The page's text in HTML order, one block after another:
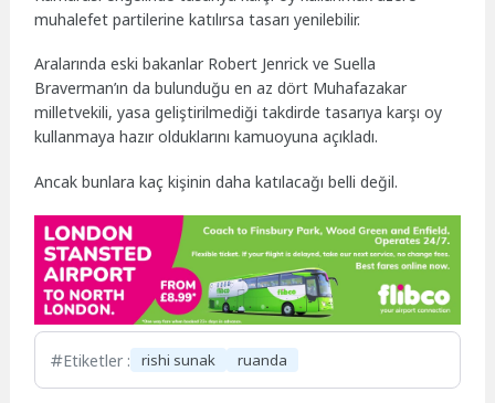
muhalefet partilerine katılırsa tasarı yenilebilir.
Aralarında eski bakanlar Robert Jenrick ve Suella
Braverman’ın da bulunduğu en az dört Muhafazakar
milletvekili, yasa geliştirilmediği takdirde tasarıya karşı oy
kullanmaya hazır olduklarını kamuoyuna açıkladı.
Ancak bunlara kaç kişinin daha katılacağı belli değil.
Etiketler : rishi sunak ruanda